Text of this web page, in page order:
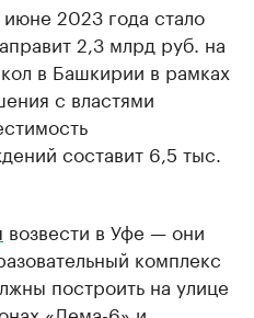
2023 года стало
2,3 млрд руб. на
в Башкирии в рамках
с властями
составит 6,5 тыс.
возвести в Уфе — они
комплекс
построить на улице